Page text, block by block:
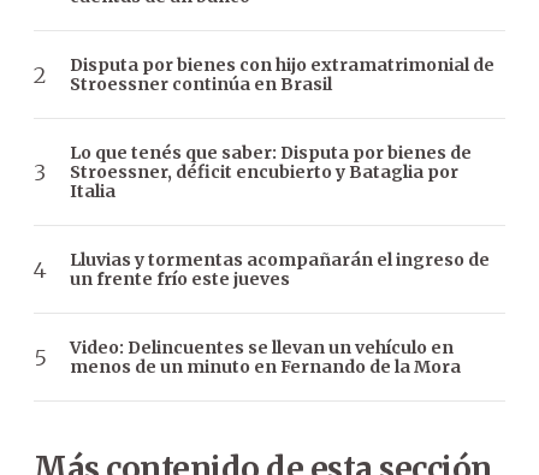
Disputa por bienes con hijo extramatrimonial de
Stroessner continúa en Brasil
Lo que tenés que saber: Disputa por bienes de
Stroessner, déficit encubierto y Bataglia por
Italia
Lluvias y tormentas acompañarán el ingreso de
un frente frío este jueves
Video: Delincuentes se llevan un vehículo en
menos de un minuto en Fernando de la Mora